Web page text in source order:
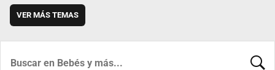
VER MÁS TEMAS